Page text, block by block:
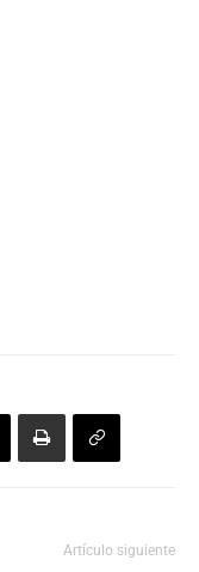
Artículo siguiente